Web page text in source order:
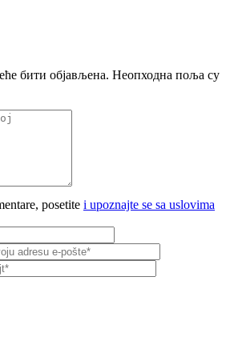
бити објављена. Неопходна поља су
posetite i upoznajte se sa uslovima